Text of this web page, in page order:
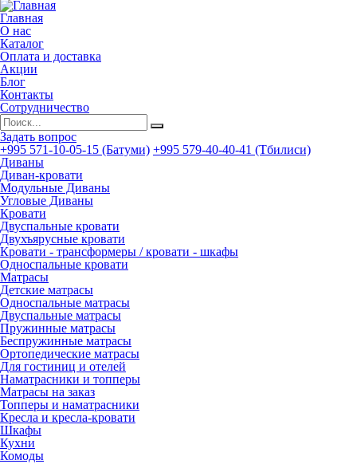
Главная
О нас
Каталог
Оплата и доставка
Акции
Блог
Контакты
Сотрудничество
Задать вопрос
+995 571-10-05-15 (Батуми) +995 579-40-40-41 (Тбилиси)
Диваны
Диван-кровати
Модульные Диваны
Угловые Диваны
Кровати
Двуспальные кровати
Двухъярусные кровати
Кровати - трансформеры / кровати - шкафы
Односпальные кровати
Матрасы
Детские матрасы
Односпальные матрасы
Двуспальные матрасы
Пружинные матрасы
Беспружинные матрасы
Ортопедические матрасы
Для гостиниц и отелей
Наматрасники и топперы
Матрасы на заказ
Топперы и наматрасники
Кресла и кресла-кровати
Шкафы
Кухни
Комоды